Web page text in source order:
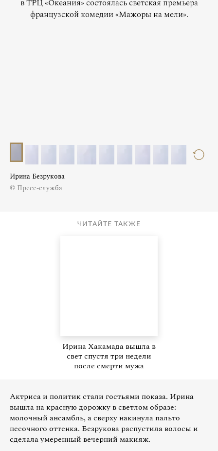
в ТРЦ «Океания» состоялась светская премьера
французской комедии «Мажоры на мели».
Ирина Безрукова
© Пресс-служба
ЧИТАЙТЕ ТАКЖЕ
Ирина Хакамада вышла в
свет спустя три недели
после смерти мужа
Актриса и политик стали гостьями показа. Ирина
вышла на красную дорожку в светлом образе:
молочный ансамбль, а сверху накинула пальто
песочного оттенка. Безрукова распустила волосы и
сделала умеренный вечерний макияж.